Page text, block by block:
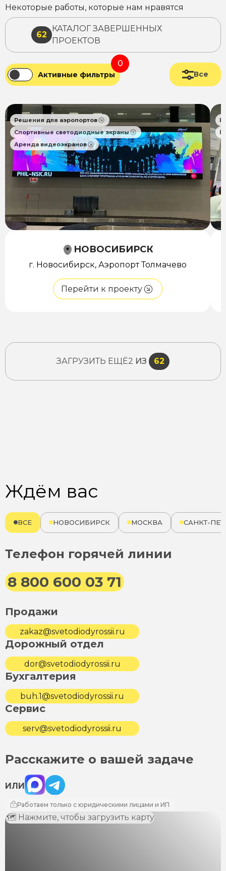
Некоторые работы, которые нам нравятся
62
КАТАЛОГ ЗАВЕРШЕННЫХ
ПРОЕКТОВ
Активные фильтры
0
Все
Решения для аэропортов
Спортивные светодиодные экраны
Аренда видеоэкранов
НОВОСИБИРСК
г. Новосибирск, Аэропорт Толмачево
Перейти к проекту
ЗАГРУЗИТЬ ЕЩЁ2 ИЗ 62
Ждём вас
ВСЕ НОВОСИБИРСК МОСКВА САНКТ-
Телефон горячей линии
8 800 600 03 71
Продажи
zakaz@svetodiodyrossii.ru
Дорожный отдел
dor@svetodiodyrossii.ru
Бухгалтерия
buh.1@svetodiodyrossii.ru
Сервис
serv@svetodiodyrossii.ru
Расскажите о вашей задаче
ИЛИ
Max Telegram
Работаем только с юридическими лицами и ИП
🗺 Нажмите, чтобы загрузить карту